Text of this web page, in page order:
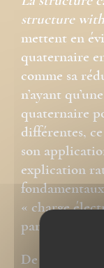
structure
mettent en
quaternaire
comme sa
n’ayant
quaternaire
différentes,
son
explication
« charge
particules »…
De ses